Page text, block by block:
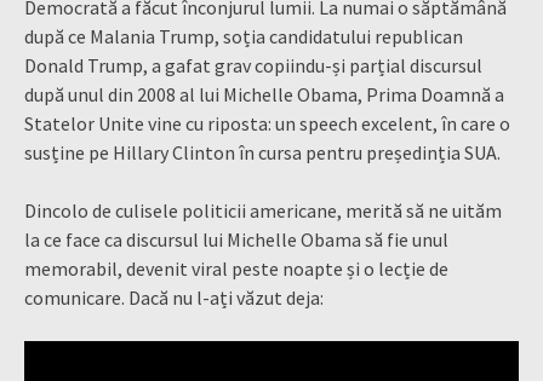
Democrată a făcut înconjurul lumii. La numai o săptămână
după ce Malania Trump, soția candidatului republican
Donald Trump, a gafat grav copiindu-și parțial discursul
după unul din 2008 al lui Michelle Obama, Prima Doamnă a
Statelor Unite vine cu riposta: un speech excelent, în care o
susține pe Hillary Clinton în cursa pentru președinția SUA.
Dincolo de culisele politicii americane, merită să ne uităm
la ce face ca discursul lui Michelle Obama să fie unul
memorabil, devenit viral peste noapte și o lecție de
comunicare. Dacă nu l-ați văzut deja: